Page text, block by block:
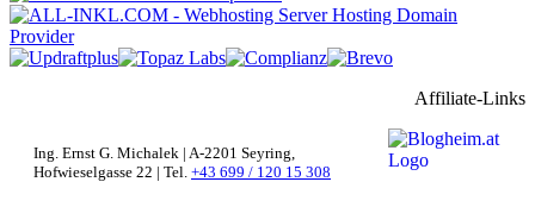
Affiliate-Links
Ing. Ernst G. Michalek | A-2201 Seyring,
Hofwieselgasse 22 | Tel. +43 699 / 120 15 308